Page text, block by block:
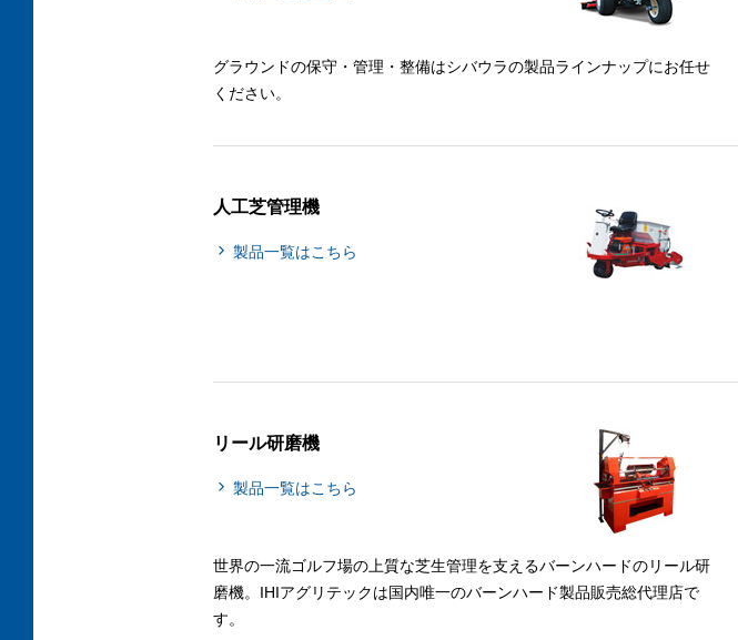
グラウンドの保守・管理・整備はシバウラの製品ラインナップにお任せ
ください。
人工芝管理機
製品一覧はこちら
リール研磨機
製品一覧はこちら
世界の一流ゴルフ場の上質な芝生管理を支えるバーンハードのリール研
磨機。IHIアグリテックは国内唯一のバーンハード製品販売総代理店で
す。